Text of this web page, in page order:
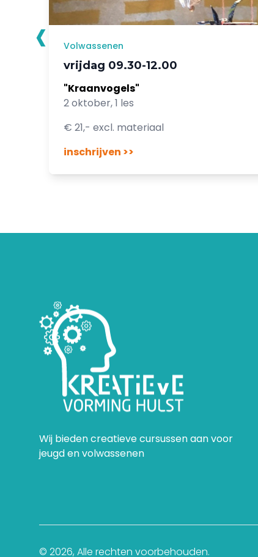
Volwassenen
vrijdag 09.30-12.00
"Kraanvogels"
2 oktober, 1 les
€ 21,- excl. materiaal
inschrijven >>
‹
Wij bieden creatieve cursussen aan voor
jeugd en volwassenen
© 2026, Alle rechten voorbehouden.